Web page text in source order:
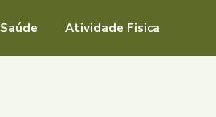
Saúde Atividade Fisica